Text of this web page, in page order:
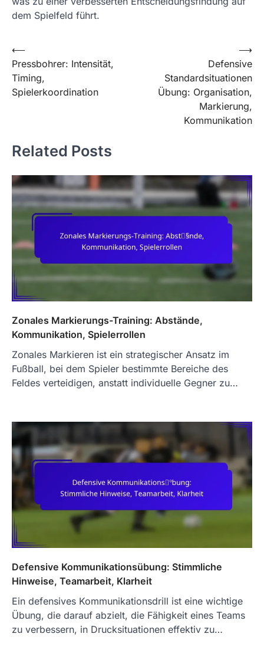
dem Spielfeld führt.
Post
navigation
⟵
Pressbohrer: Intensität,
Timing,
Spielerkoordination
Defensive
Standardsituationen
Übung: Organisation,
Markierung,
Kommunikation
⟶
Related Posts
Zonales Markierungs-Training: Abstände,
Kommunikation, Spielerrollen
Zonales Markieren ist ein strategischer Ansatz im
Fußball, bei dem Spieler bestimmte Bereiche des
Feldes verteidigen, anstatt individuelle Gegner zu…
Defensive Kommunikationsübung: Stimmliche
Hinweise, Teamarbeit, Klarheit
Ein defensives Kommunikationsdrill ist eine wichtige
Übung, die darauf abzielt, die Fähigkeit eines Teams
zu verbessern, in Drucksituationen effektiv zu…